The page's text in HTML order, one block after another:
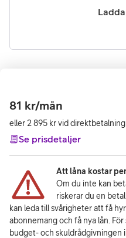
81 kr/mån
eller 2 895 kr vid direktbetalning
Se prisdetaljer
Att låna kostar
Om du inte kan
riskerar du en
kan leda till svårigheter att få
abonnemang och få nya lån. För
budget- och skuldrådgivningen